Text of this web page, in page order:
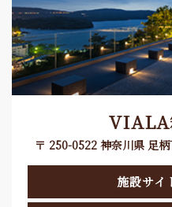
VIALA
〒 250-0522 神奈川県 足
施設サイ